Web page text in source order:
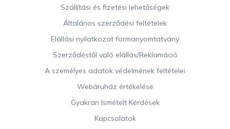
Szállítási és fizetési lehetőségek
Általános szerződési feltételek
Elállási nyilatkozat formanyomtatvány
Szerződéstől való elállás/Reklamáció
A személyes adatok védelmének feltételei
Webáruház értékelése
Gyakran Ismételt Kérdések
Kapcsolatok